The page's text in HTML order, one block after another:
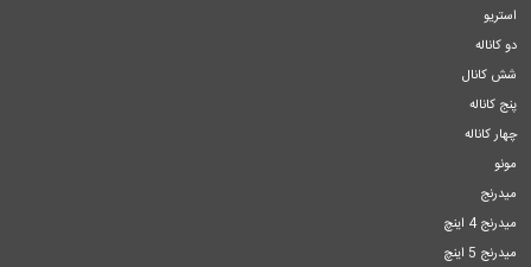
استریو
دو کاناله
شش کانال
پنج کاناله
چهار کاناله
مونو
میدرنج
میدرنج 4 اینچ
میدرنج 5 اینچ